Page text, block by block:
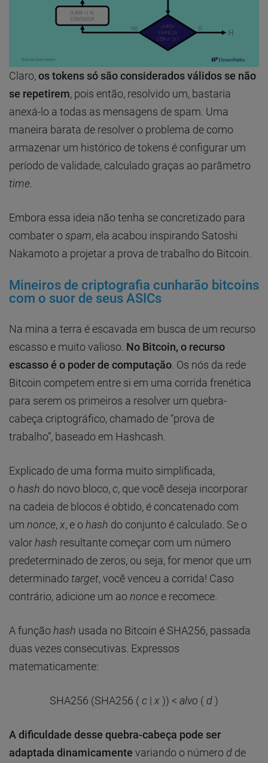
Claro,os tokens só são considerados válidos se não
se repetirem, pois então, resolvido um, bastaria
anexá-lo a todas as mensagens de spam. Uma
maneira barata de resolver o problema de como
armazenar um histórico de tokens é configurar um
período de validade, calculado graças ao parâmetro
time
Embora essa ideia não tenha se concretizado para
combater ospam, ela acabou inspirando Satoshi
Nakamoto a projetar a prova de trabalho do Bitcoin.
Mineiros de criptografia cunharão bitcoins
com o suor de seus ASICs
Na mina a terra é escavada em busca de um recurso
escasso e muito valioso. No Bitcoin, o recurso
escasso é o poder de computação . Os nós da rede
Bitcoin competem entre si em uma corrida frenética
para serem os primeiros a resolver um quebra-
cabeça criptográfico, chamado de “prova de
trabalho”, baseado em Hashcash.
Explicado de uma forma muito simplificada,
ohash do novo bloco,c, que você deseja incorporar
na cadeia de blocos é obtido, é concatenado com
um nonce,x, e ohash do conjunto é calculado. Se o
valorhash resultante começar com um número
predeterminado de zeros, ou seja, for menor que um
determinado target, você venceu a corrida! Caso
contrário, adicione um aononce e recomece.
A funçãohash usada no Bitcoin é SHA256, passada
duas vezes consecutivas. Expressos
matematicamente:
SHA256 (SHA256 (c | x)) < alvo ( d)
A dificuldade desse quebra-cabeça pode ser
adaptada dinamicamente variando o número d de